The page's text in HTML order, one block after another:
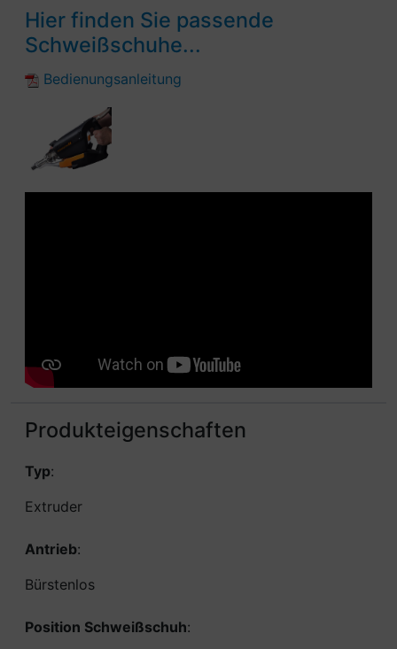
Hier finden Sie passende
Schweißschuhe...
Bedienungsanleitung
Produkteigenschaften
Typ:
Extruder
Antrieb:
Bürstenlos
Position Schweißschuh: